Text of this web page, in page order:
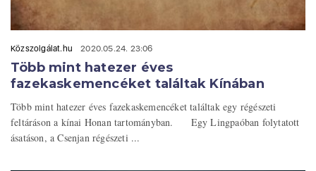
Közszolgálat.hu 2020.05.24. 23:06
Több mint hatezer éves
fazekaskemencéket találtak Kínában
Több mint hatezer éves fazekaskemencéket találtak egy régészeti
feltáráson a kínai Honan tartományban. Egy Lingpaóban folytatott
ásatáson, a Csenjan régészeti ...